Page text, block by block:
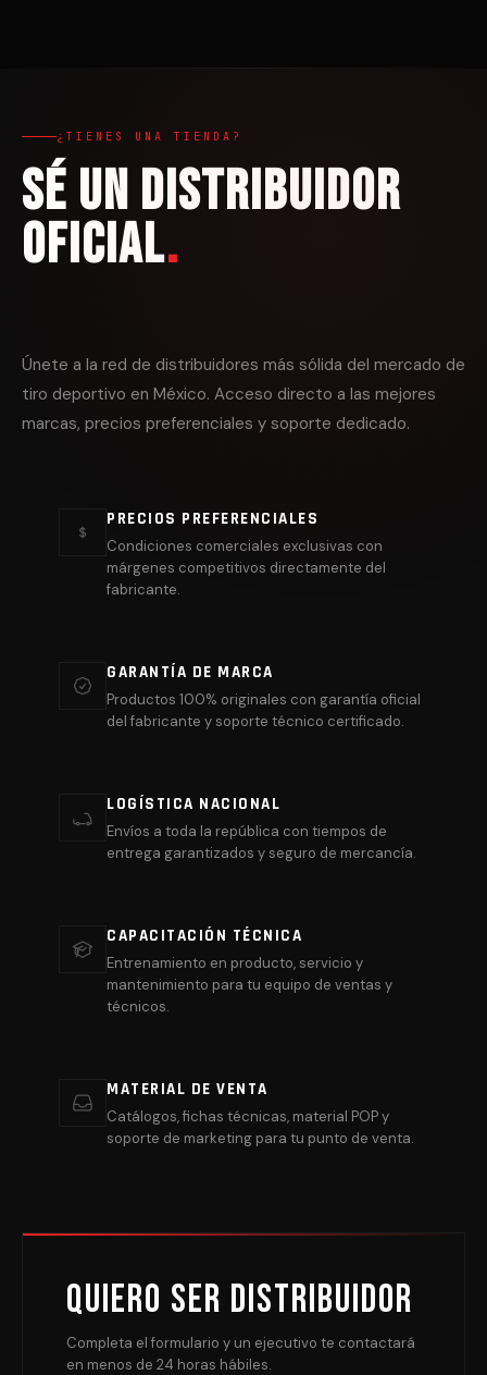
¿TIENES UNA TIENDA?
Sé un distribuidor
oficial.
Únete a la red de distribuidores más sólida del mercado de
tiro deportivo en México. Acceso directo a las mejores
marcas, precios preferenciales y soporte dedicado.
PRECIOS PREFERENCIALES
Condiciones comerciales exclusivas con
márgenes competitivos directamente del
fabricante.
GARANTÍA DE MARCA
Productos 100% originales con garantía oficial
del fabricante y soporte técnico certificado.
LOGÍSTICA NACIONAL
Envíos a toda la república con tiempos de
entrega garantizados y seguro de mercancía.
CAPACITACIÓN TÉCNICA
Entrenamiento en producto, servicio y
mantenimiento para tu equipo de ventas y
técnicos.
MATERIAL DE VENTA
Catálogos, fichas técnicas, material POP y
soporte de marketing para tu punto de venta.
Quiero ser distribuidor
Completa el formulario y un ejecutivo te contactará
en menos de 24 horas hábiles.